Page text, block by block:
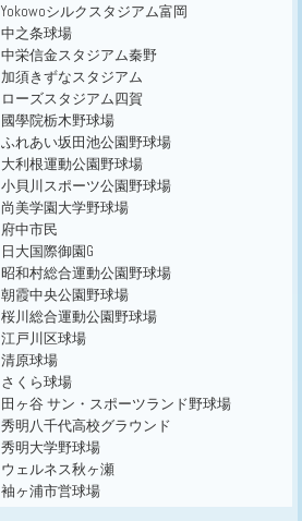
Yokowoシルクスタジアム富岡
中之条球場
中栄信金スタジアム秦野
加須きずなスタジアム
ローズスタジアム四賀
國學院栃木野球場
ふれあい坂田池公園野球場
大利根運動公園野球場
小貝川スポーツ公園野球場
尚美学園大学野球場
府中市民
日大国際御園G
昭和村総合運動公園野球場
朝霞中央公園野球場
桜川総合運動公園野球場
江戸川区球場
清原球場
さくら球場
田ヶ谷 サン・スポーツランド野球場
秀明八千代高校グラウンド
秀明大学野球場
ウェルネス秋ヶ瀬
袖ヶ浦市営球場